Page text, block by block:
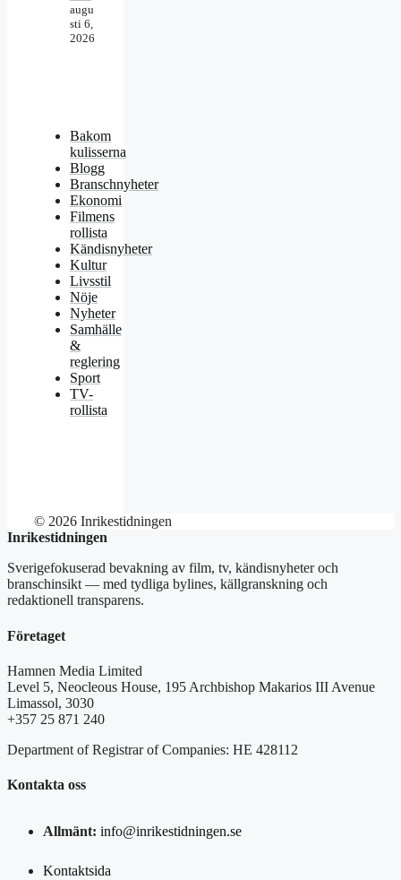
augu
sti 6,
2026
Bakom
kulisserna
Blogg
Branschnyheter
Ekonomi
Filmens
rollista
Kändisnyheter
Kultur
Livsstil
Nöje
Nyheter
Samhälle
&
reglering
Sport
TV-
rollista
© 2026 Inrikestidningen
Inrikestidningen
Sverigefokuserad bevakning av film, tv, kändisnyheter och
branschinsikt — med tydliga bylines, källgranskning och
redaktionell transparens.
Företaget
Hamnen Media Limited
Level 5, Neocleous House, 195 Archbishop Makarios III Avenue
Limassol, 3030
+357 25 871 240
Department of Registrar of Companies: HE 428112
Kontakta oss
Allmänt: info@inrikestidningen.se
Kontaktsida